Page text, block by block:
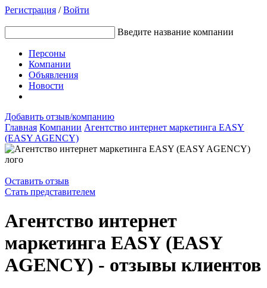
Регистрация /Войти
Введите название компании
Персоны
Компании
Объявления
Новости
Добавить отзыв/компанию
Главная Компании Агентство интернет маркетинга EASY
(EASY AGENCY)
Оставить отзыв
Стать представителем
Агентство интернет
маркетинга EASY (EASY
AGENCY) - отзывы клиентов